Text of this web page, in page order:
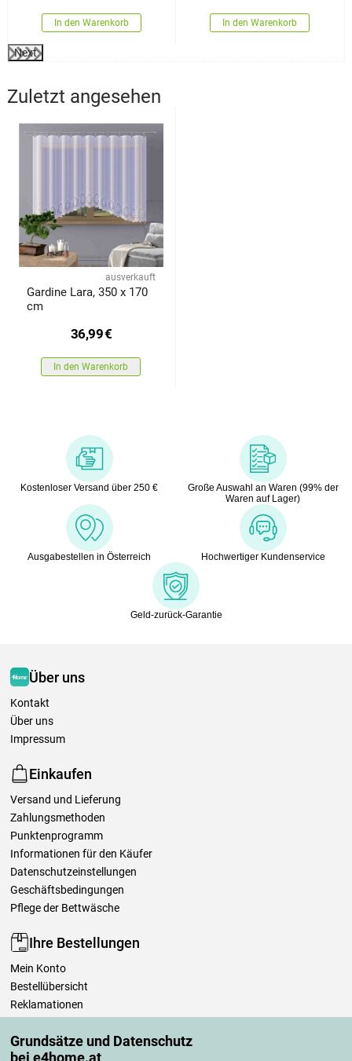
Grundsätze und Datenschutz
bei e4home.at
In den Warenkorb In den Warenkorb
Next
Zuletzt angesehen
ausverkauft
Gardine Lara, 350 x 170
cm
36,99€
In den Warenkorb
Kostenloser Versand über 250 €
Große Auswahl an Waren (99% der
Waren auf Lager)
Ausgabestellen in Österreich Hochwertiger Kundenservice
Geld-zurück-Garantie
Über uns
Kontakt
Über uns
Impressum
Einkaufen
Versand und Lieferung
Zahlungsmethoden
Punktenprogramm
Informationen für den Käufer
Datenschutzeinstellungen
Geschäftsbedingungen
Pflege der Bettwäsche
Ihre Bestellungen
Mein Konto
Bestellübersicht
Reklamationen
Einfach mehr wissen